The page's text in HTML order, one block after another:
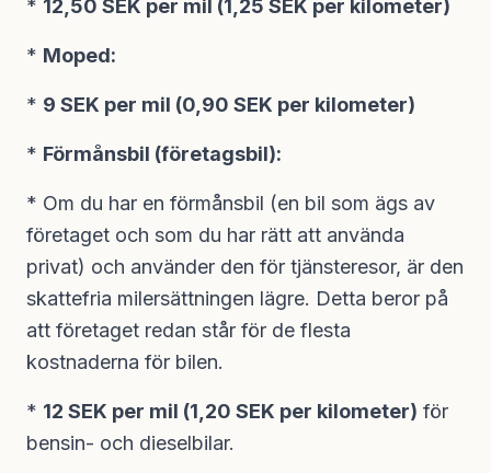
* 12,50 SEK per mil (1,25 SEK per kilometer)
* Moped:
* 9 SEK per mil (0,90 SEK per kilometer)
* Förmånsbil (företagsbil):
* Om du har en förmånsbil (en bil som ägs av
företaget och som du har rätt att använda
privat) och använder den för tjänsteresor, är den
skattefria milersättningen lägre. Detta beror på
att företaget redan står för de flesta
kostnaderna för bilen.
* 12 SEK per mil (1,20 SEK per kilometer) för
bensin- och dieselbilar.